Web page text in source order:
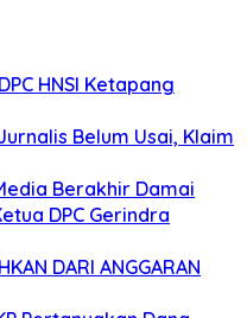
HNSI Ketapang
Belum Usai, Klaim
Berakhir Damai
DPC Gerindra
DARI ANGGARAN